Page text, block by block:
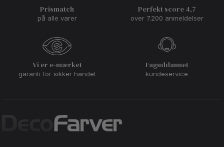
Prismatch
på alle varer
Perfekt score 4,7
over 7.200 anmeldelser
Vi er e-mærket
garanti for sikker handel
Faguddannet
kundeservice